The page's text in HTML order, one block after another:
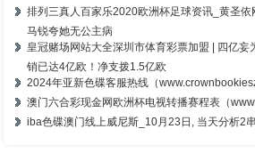
排列三真人百家乐2020欧洲杯足球资讯_黄圣依
马锐夸她无公主病
皇冠赌场网站大全深圳市体育彩票加盟 | 四亿
销已达4亿欧！净支拨1.5亿欧
2024年亚新色碟客服热线（
澳门六合彩现金网欧洲杯电视转播赛程表（
iba色碟澳门线上威尼斯_10月23日, 当天分析2